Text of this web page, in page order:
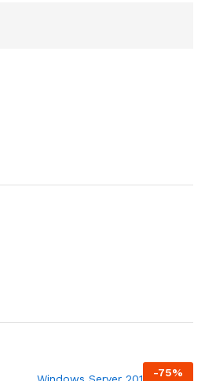
-75%
Windows Server 2012